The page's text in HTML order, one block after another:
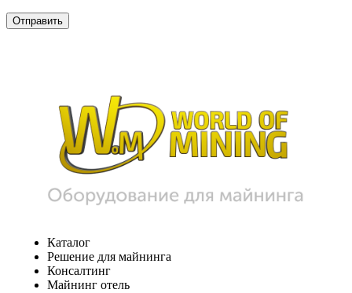
Каталог
Решение для майнинга
Консалтинг
Майнинг отель